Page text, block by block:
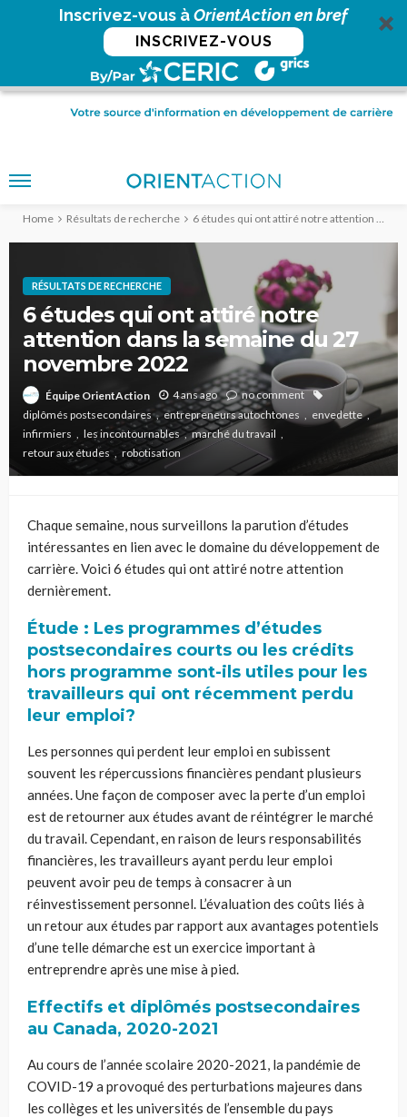
Inscrivez-vous àOrientAction en bref
INSCRIVEZ-VOUS
Home Résultats de recherche 6 études qui ont attiré notre attention dans la semaine du 27 novembre 2022
RÉSULTATS DE RECHERCHE
6 études qui ont attiré notre
attention dans la semaine du 27
novembre 2022
Équipe OrientAction 4 ans ago
no comment
diplômés postsecondaires
entrepreneurs autochtones
envedette
infirmiers
les incontournables
marché du travail
retour aux études
robotisation
Chaque semaine, nous surveillons la parution d’études
intéressantes en lien avec le domaine du développement de
carrière. Voici 6 études qui ont attiré notre attention
dernièrement.
Étude : Les programmes d’études
postsecondaires courts ou les crédits
hors programme sont-ils utiles pour les
travailleurs qui ont récemment perdu
leur emploi?
Les personnes qui perdent leur emploi en subissent
souvent les répercussions financières pendant plusieurs
années. Une façon de composer avec la perte d’un emploi
est de retourner aux études avant de réintégrer le marché
du travail. Cependant, en raison de leurs responsabilités
financières, les travailleurs ayant perdu leur emploi
peuvent avoir peu de temps à consacrer à un
réinvestissement personnel. L’évaluation des coûts liés à
un retour aux études par rapport aux avantages potentiels
d’une telle démarche est un exercice important à
entreprendre après une mise à pied.
Effectifs et diplômés postsecondaires
au Canada, 2020-2021
Au cours de l’année scolaire 2020-2021, la pandémie de
COVID-19 a provoqué des perturbations majeures dans
les collèges et les universités de l’ensemble du pays